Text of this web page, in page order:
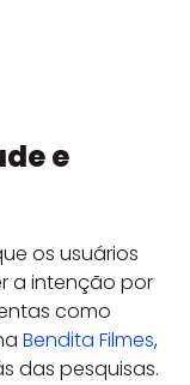
e
os usuários
a intenção por
como
Bendita Filmes,
das pesquisas.